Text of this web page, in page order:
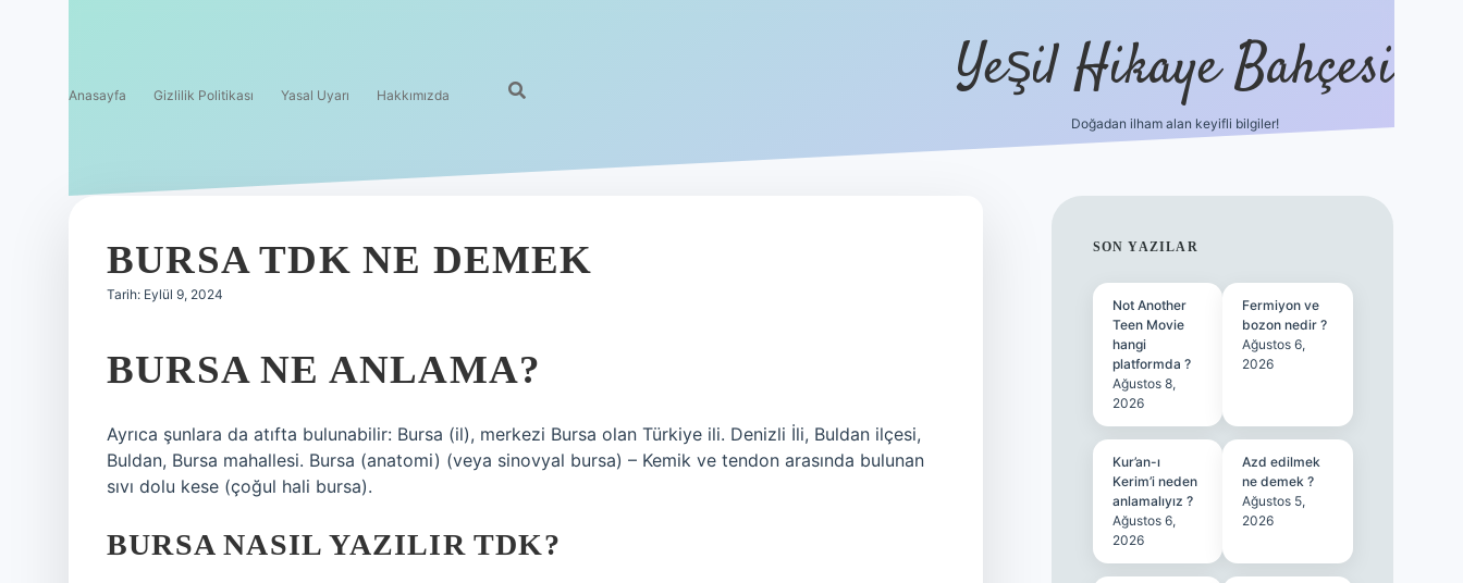
Anasayfa Gizlilik Politikası Yasal Uyarı Hakkımızda Yeşil Hikaye Bahçesi
Doğadan ilham alan keyifli bilgiler!
BURSA TDK NE DEMEK
Tarih: Eylül 9, 2024
BURSA NE ANLAMA?
Ayrıca şunlara da atıfta bulunabilir: Bursa (il), merkezi Bursa olan Türkiye ili. Denizli İli, Buldan ilçesi,
Buldan, Bursa mahallesi. Bursa (anatomi) (veya sinovyal bursa) – Kemik ve tendon arasında bulunan
sıvı dolu kese (çoğul hali bursa).
BURSA NASIL YAZILIR TDK?
SIDEBAR
SON YAZILAR
Not Another
Teen Movie
hangi
platformda ?
Ağustos 8,
2026
Fermiyon ve
bozon nedir ?
Ağustos 6,
2026
Kur’an-ı
Kerim’i neden
anlamalıyız ?
Ağustos 6,
2026
Azd edilmek
ne demek ?
Ağustos 5,
2026
ilbet